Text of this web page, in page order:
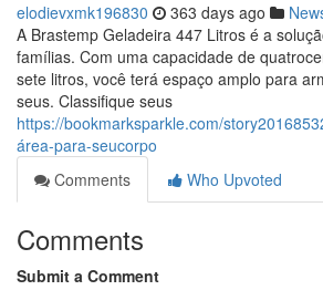
elodievxmk196830 363 days ago
A Brastemp Geladeira 447 Litros é a
famílias. Com uma capacidade de
sete litros, você terá espaço amplo para
seus. Classifique seus
https://bookmarksparkle.com/
área-para-seucorpo
Comments
Who Upvoted
Comments
Submit a Comment